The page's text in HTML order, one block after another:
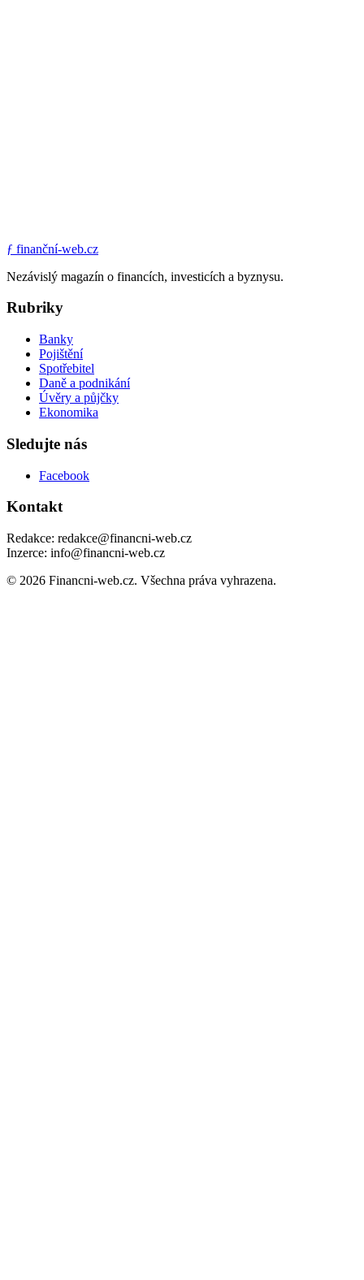
ƒ finanční-web.cz
Nezávislý magazín o financích, investicích a byznysu.
Rubriky
Banky
Pojištění
Spotřebitel
Daně a podnikání
Úvěry a půjčky
Ekonomika
Sledujte nás
Facebook
Kontakt
Redakce: redakce@financni-web.cz
Inzerce: info@financni-web.cz
© 2026 Financni-web.cz. Všechna práva vyhrazena.